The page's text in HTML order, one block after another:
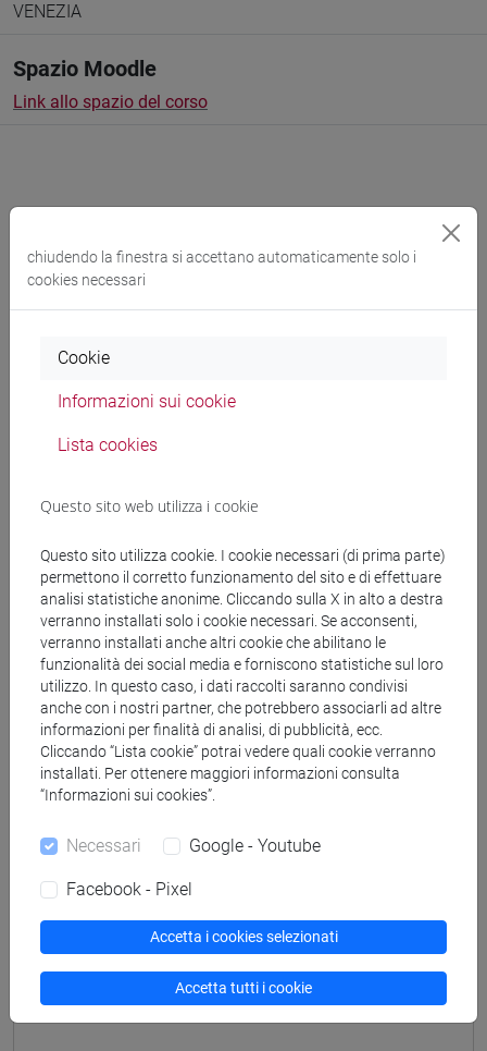
VENEZIA
Spazio Moodle
Link allo spazio del corso
Docenti e corsi di laurea
TONGHINI Cristina
Materiali didattici
Materiali su Moodle
Corsi di studio e percorsi
[FM2] SCIENZE DELL'ANTICHITÀ:
LETTERATURE, STORIA E ARCHEOLOGIA -
Laurea magistrale (DM270)
archeologia
DELL'AFRICA MEDITERRANEA - Laurea
vicino e medio oriente
[LM80] STUDI TRANSMEDITERRANEI:
MIGRAZIONE, COOPERAZIONE E SVILUPPO -
Laurea magistrale (DM270)
percorso comune
chiudendo la finestra si accettano automaticamente solo i
cookies necessari
Cookie
Informazioni sui cookie
Lista cookies
Questo sito web utilizza i cookie
Questo sito utilizza cookie. I cookie necessari (di prima parte)
permettono il corretto funzionamento del sito e di effettuare
analisi statistiche anonime. Cliccando sulla X in alto a destra
verranno installati solo i cookie necessari. Se acconsenti,
verranno installati anche altri cookie che abilitano le
funzionalità dei social media e forniscono statistiche sul loro
utilizzo. In questo caso, i dati raccolti saranno condivisi
anche con i nostri partner, che potrebbero associarli ad altre
informazioni per finalità di analisi, di pubblicità, ecc.
Cliccando “Lista cookie” potrai vedere quali cookie verranno
installati. Per ottenere maggiori informazioni consulta
“Informazioni sui cookies”.
Necessari Google - Youtube
Facebook - Pixel
Accetta i cookies selezionati
Accetta tutti i cookie